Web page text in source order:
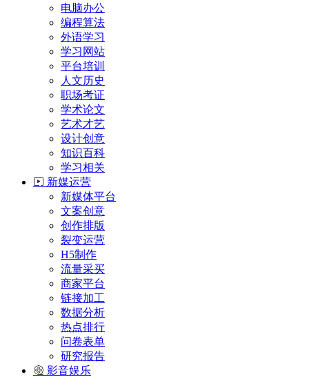
电脑办公
编程算法
外语学习
学习网站
平台培训
人文历史
职场考证
学术论文
艺术才艺
设计创意
知识百科
学习相关
新媒运营
新媒体平台
文案创意
创作排版
裂变运营
H5制作
流量采买
商家平台
链接加工
数据分析
热点排行
问卷表单
研究报告
影音娱乐